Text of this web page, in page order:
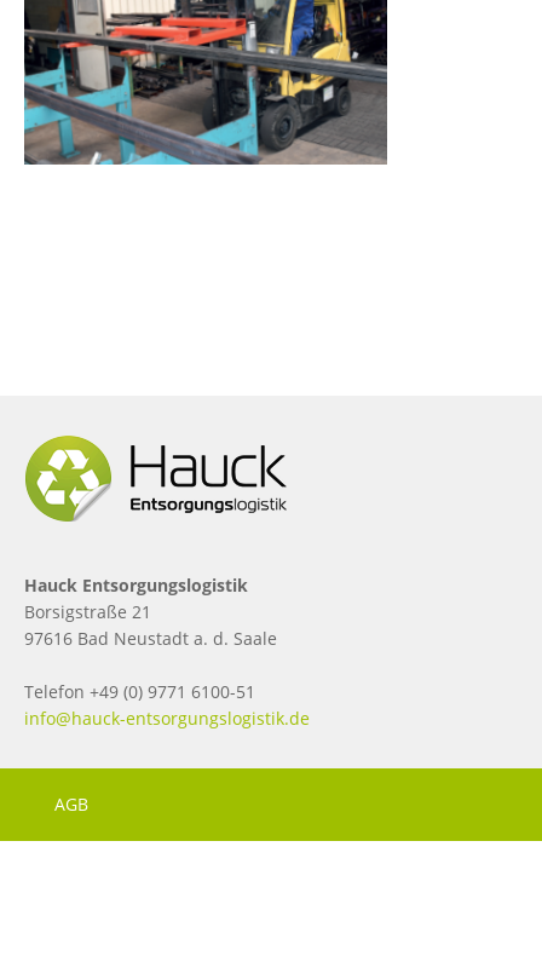
Hauck Entsorgungslogistik
Borsigstraße 21
97616 Bad Neustadt a. d. Saale
Telefon +49 (0) 9771 6100-51
info@hauck-entsorgungslogistik.de
AGB